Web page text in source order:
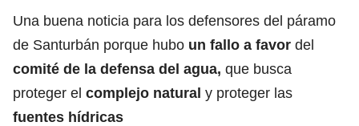
Una buena noticia para los defensores del páramo
de Santurbán porque hubo un fallo a favor del
comité de la defensa del agua, que busca
proteger el complejo natural y proteger las
fuentes hídricas